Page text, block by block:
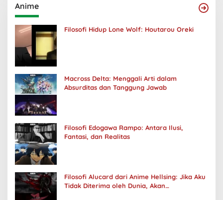
Anime
Filosofi Hidup Lone Wolf: Houtarou Oreki
Macross Delta: Menggali Arti dalam
Absurditas dan Tanggung Jawab
Filosofi Edogawa Rampo: Antara Ilusi,
Fantasi, dan Realitas
Filosofi Alucard dari Anime Hellsing: Jika Aku
Tidak Diterima oleh Dunia, Akan